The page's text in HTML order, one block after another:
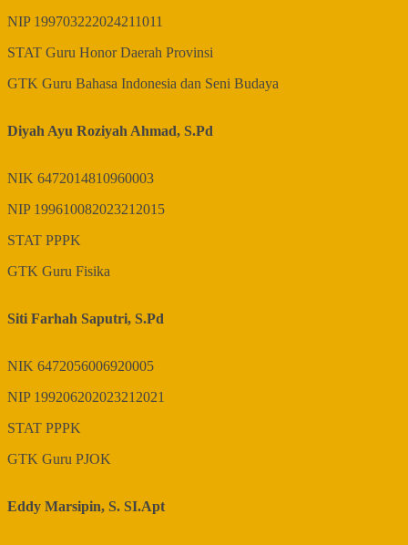
NIP 199703222024211011
STAT Guru Honor Daerah Provinsi
GTK Guru Bahasa Indonesia dan Seni Budaya
Diyah Ayu Roziyah Ahmad, S.Pd
NIK 6472014810960003
NIP 199610082023212015
STAT PPPK
GTK Guru Fisika
Siti Farhah Saputri, S.Pd
NIK 6472056006920005
NIP 199206202023212021
STAT PPPK
GTK Guru PJOK
Eddy Marsipin, S. SI.Apt